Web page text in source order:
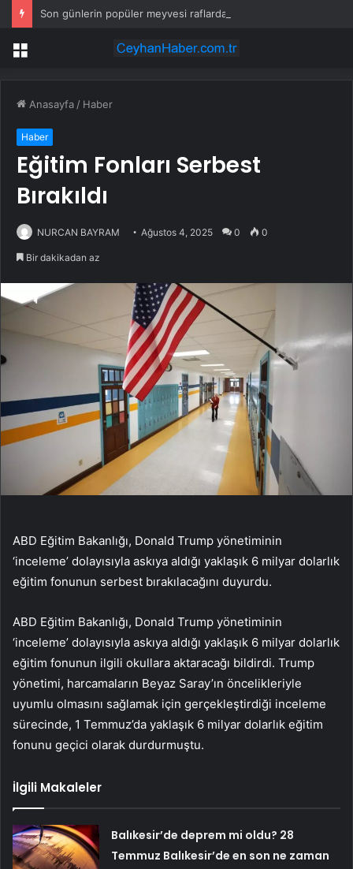
Menü
Anasayfa / Haber
Haber
Eğitim Fonları Serbest
Bırakıldı
NURCAN BAYRAM Ağustos 4, 2025 0 0
Bir dakikadan az
ABD Eğitim Bakanlığı, Donald Trump yönetiminin
‘inceleme’ dolayısıyla askıya aldığı yaklaşık 6 milyar dolarlık
eğitim fonunun serbest bırakılacağını duyurdu.
ABD Eğitim Bakanlığı, Donald Trump yönetiminin
‘inceleme’ dolayısıyla askıya aldığı yaklaşık 6 milyar dolarlık
eğitim fonunun ilgili okullara aktaracağı bildirdi. Trump
yönetimi, harcamaların Beyaz Saray’ın öncelikleriyle
uyumlu olmasını sağlamak için gerçekleştirdiği inceleme
sürecinde, 1 Temmuz’da yaklaşık 6 milyar dolarlık eğitim
fonunu geçici olarak durdurmuştu.
İlgili Makaleler
Balıkesir’de deprem mi oldu? 28
Temmuz Balıkesir’de en son ne zaman